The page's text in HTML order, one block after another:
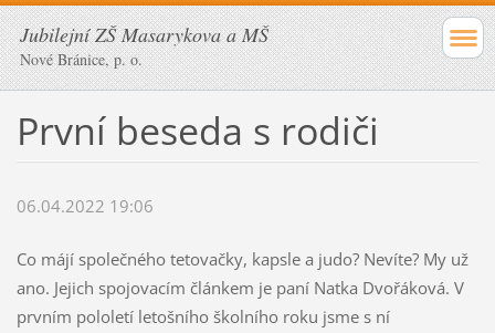
Jubilejní ZŠ Masarykova a MŠ
Nové Bránice, p. o.
První beseda s rodiči
06.04.2022 19:06
Co májí společného tetovačky, kapsle a judo? Nevíte? My už
ano. Jejich spojovacím článkem je paní Natka Dvořáková. V
prvním pololetí letošního školního roku jsme s ní